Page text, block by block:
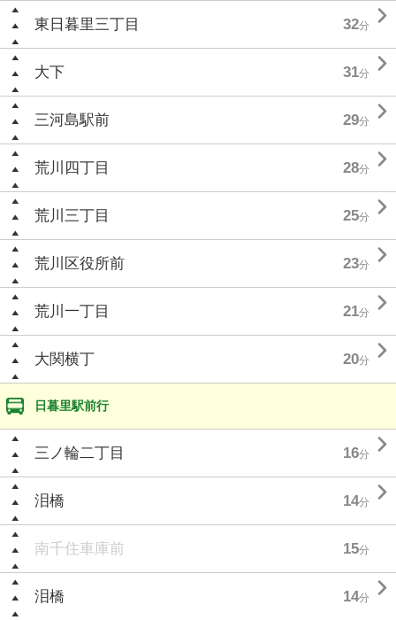
東日暮里三丁目 32分 
大下 31分 
三河島駅前 29分 
荒川四丁目 28分 
荒川三丁目 25分 
荒川区役所前 23分 
荒川一丁目 21分 
大関横丁 20分 
日暮里駅前行
三ノ輪二丁目 16分 
泪橋 14分 
南千住車庫前 15分
泪橋 14分 